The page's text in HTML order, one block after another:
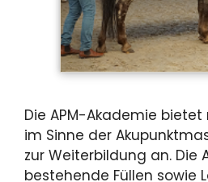
Die APM-Akademie
im Sinne der
zur Weiterbildung an. Die
bestehende Füllen sowie